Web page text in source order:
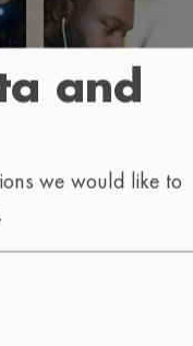
and
we would like to